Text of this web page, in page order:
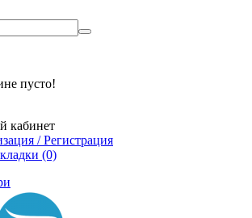
пусто!
кабинет
/ Регистрация
(0)